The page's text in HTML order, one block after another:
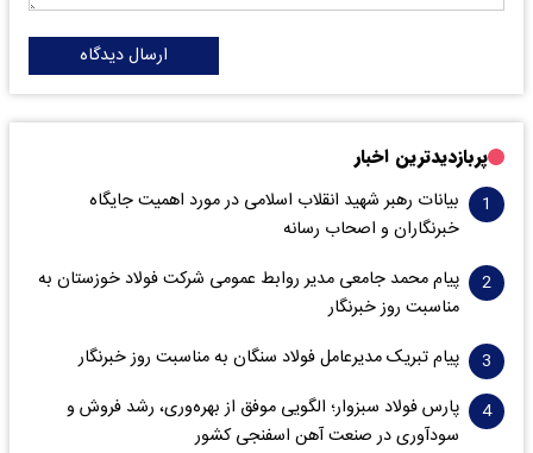
ارسال دیدگاه
پربازدیدترین اخبار
بیانات رهبر شهید انقلاب اسلامی در مورد اهمیت جایگاه
خبرنگاران و اصحاب رسانه
پیام محمد جامعی مدیر روابط عمومی شرکت فولاد خوزستان به
مناسبت روز خبرنگار
پیام تبریک مدیرعامل فولاد سنگان به مناسبت روز خبرنگار
پارس فولاد سبزوار؛ الگویی موفق از بهره‌وری، رشد فروش و
سود‌آوری در صنعت آهن اسفنجی کشور